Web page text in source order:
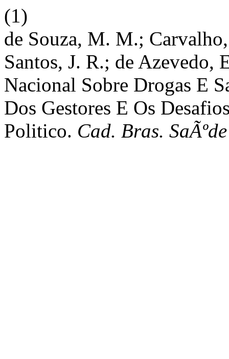
(1)
de Souza, M. M.;
Santos, J. R.; de Azevedo,
Nacional Sobre Drogas E
Dos Gestores E Os
Politico. Cad. Bras.